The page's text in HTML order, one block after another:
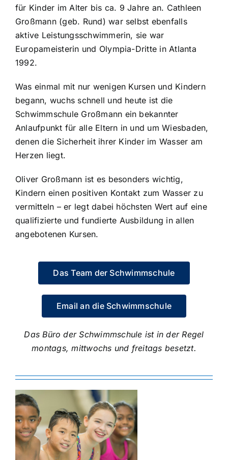
Account
Für Schulen
Vertrag widerrufen
für Kinder im Alter bis ca. 9 Jahre an. Cathleen
Großmann (geb. Rund) war selbst ebenfalls
aktive Leistungsschwimmerin, sie war
Europameisterin und Olympia-Dritte in Atlanta
1992.
Was einmal mit nur wenigen Kursen und Kindern
begann, wuchs schnell und heute ist die
Schwimmschule Großmann ein bekannter
Anlaufpunkt für alle Eltern in und um Wiesbaden,
denen die Sicherheit ihrer Kinder im Wasser am
Herzen liegt.
Oliver Großmann ist es besonders wichtig,
Kindern einen positiven Kontakt zum Wasser zu
vermitteln – er legt dabei höchsten Wert auf eine
qualifizierte und fundierte Ausbildung in allen
angebotenen Kursen.
Das Team der Schwimmschule
Email an die Schwimmschule
Das Büro der Schwimmschule ist in der Regel
montags, mittwochs und freitags besetzt.